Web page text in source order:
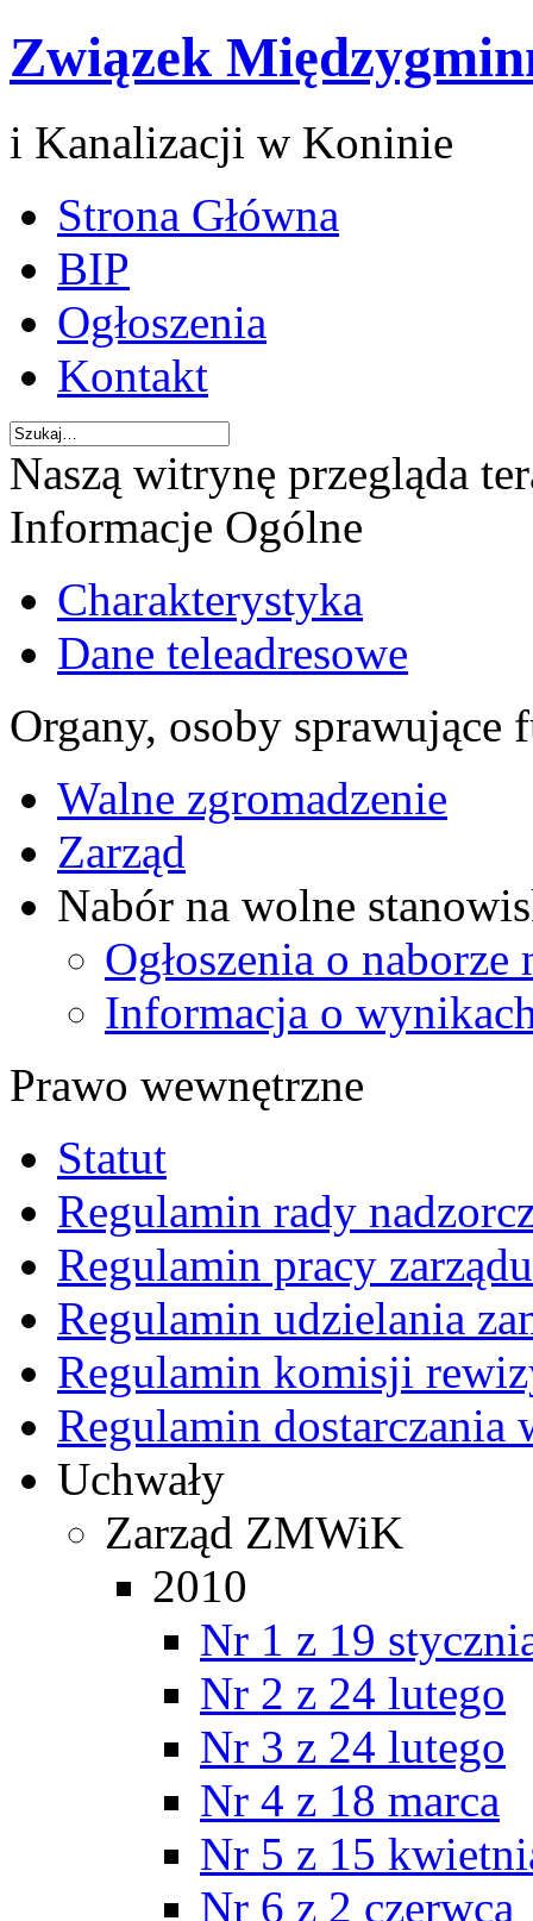
Związek
i Kanalizacji w Koninie
Strona Główna
BIP
Ogłoszenia
Kontakt
Naszą witrynę przegląda
Informacje Ogólne
Charakterystyka
Dane teleadresowe
Organy, osoby
Walne zgromadzenie
Zarząd
Nabór na wolne
Ogłoszenia o
Informacja o
Prawo wewnętrzne
Statut
Regulamin rady
Regulamin pracy zarządu
Regulamin udzielania
Regulamin komisji
Regulamin
Uchwały
Zarząd ZMWiK
2010
Nr 1 z 19
Nr 2 z 24 lutego
Nr 3 z 24 lutego
Nr 4 z 18 marca
Nr 5 z 15
Nr 6 z 2 czerwca